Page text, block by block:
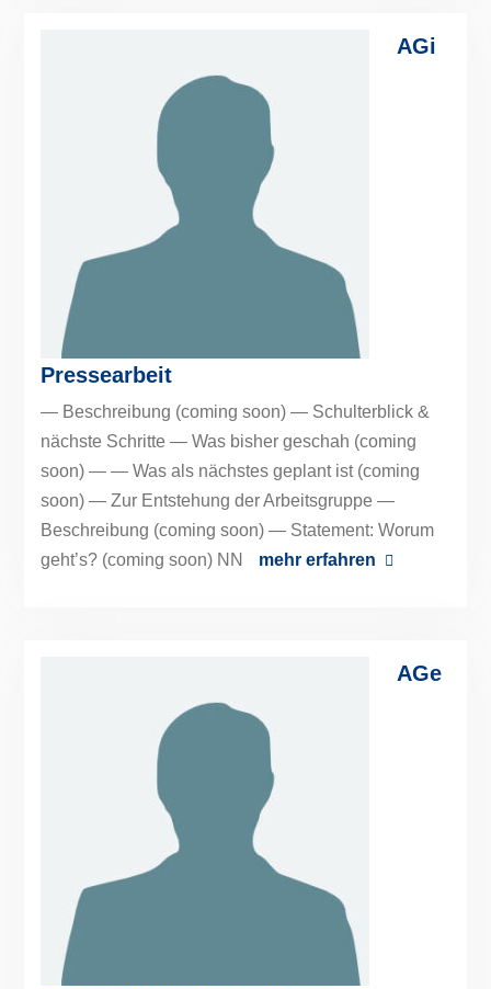
AGi
Pressearbeit
— Beschreibung (coming soon) — Schulterblick &
nächste Schritte — Was bisher geschah (coming
soon) — — Was als nächstes geplant ist (coming
soon) — Zur Entstehung der Arbeitsgruppe —
Beschreibung (coming soon) — Statement: Worum
geht’s? (coming soon) NN
mehr erfahren
AGe